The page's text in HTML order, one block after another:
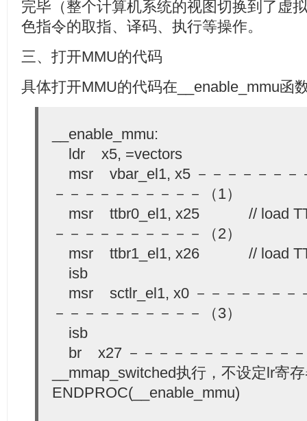
完毕（整个计算机系统的视图切换到了虚
色指令的取指、译码、执行等操作。
三、打开MMU的代码
具体打开MMU的代码在__enable_mmu函
__enable_mmu:
ldr x5, =vectors
msr vbar_el1, x5 －－－－－－－
－－－－－－－－－－（1）
msr ttbr0_el1, x25 // load
－－－－－－－－－－（2）
msr ttbr1_el1, x26 // load
isb
msr sctlr_el1, x0 －－－－－－－
－－－－－－－－－－（3）
isb
br x27 －－－－－－－－－－－
__mmap_switched执行，不设定lr寄
ENDPROC(__enable_mmu)